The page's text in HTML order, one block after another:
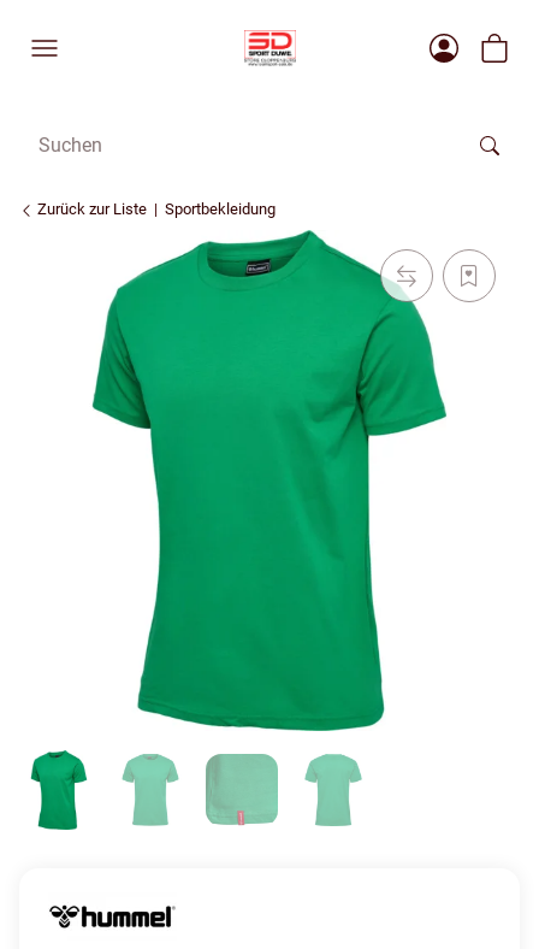
Zurück zur Liste Sportbekleidung